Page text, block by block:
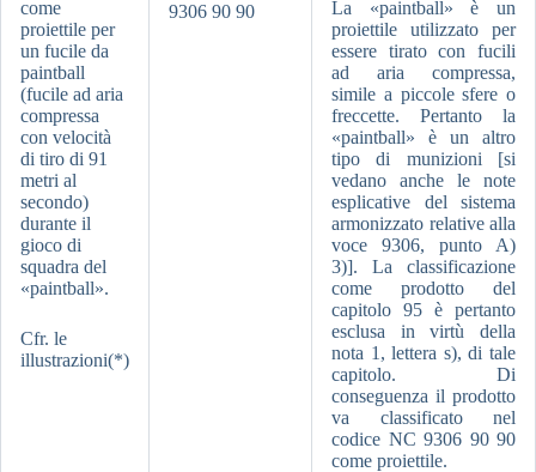
come
proiettile per
un fucile da
paintball
(fucile ad aria
compressa
con velocità
di tiro di 91
metri al
secondo)
durante il
gioco di
squadra del
«paintball».
Cfr. le
illustrazioni(*)
9306 90 90
La «paintball» è un
proiettile utilizzato per
essere tirato con fucili
ad aria compressa,
simile a piccole sfere o
freccette. Pertanto la
«paintball» è un altro
tipo di munizioni [si
vedano anche le note
esplicative del sistema
armonizzato relative alla
voce 9306, punto A)
3)]. La classificazione
come prodotto del
capitolo 95 è pertanto
esclusa in virtù della
nota 1, lettera s), di tale
capitolo. Di
conseguenza il prodotto
va classificato nel
codice NC 9306 90 90
come proiettile.